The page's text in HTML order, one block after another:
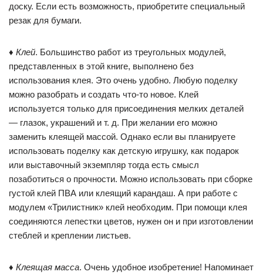
доску. Если есть возможность, приобретите специальный
резак для бумаги.
♦ Клей. Большинство работ из треугольных модулей,
представленных в этой книге, выполнено без
использования клея. Это очень удобно. Любую поделку
можно разобрать и создать что-то новое. Клей
используется только для присоединения мелких деталей
— глазок, украшений и т. д. При желании его можно
заменить клеящей массой. Однако если вы планируете
использовать поделку как детскую игрушку, как подарок
или выставочный экземпляр тогда есть смысл
позаботиться о прочности. Можно использовать при сборке
густой клей ПВА или клеящий карандаш. А при работе с
модулем «Трилистник» клей необходим. При помощи клея
соединяются лепестки цветов, нужен он и при изготовлении
стеблей и креплении листьев.
♦ Клеящая масса. Очень удобное изобретение! Напоминает